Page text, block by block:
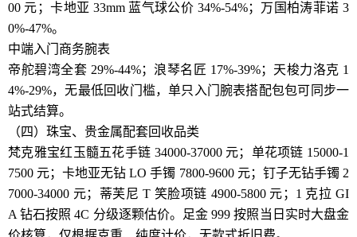
00 元；卡地亚 33mm 蓝气球公价 34%-54%；万国柏涛菲诺 3
0%-47%。
中端入门商务腕表
帝舵碧湾全套 29%-44%；浪琴名匠 17%-39%；天梭力洛克 1
4%-29%，无最低回收门槛，单只入门腕表搭配包包可同步一
站式结算。
（四）珠宝、贵金属配套回收品类
梵克雅宝红玉髓五花手链 34000-37000 元；单花项链 15000-1
7500 元；卡地亚无钻 LO 手镯 7800-9600 元；钉子无钻手镯 2
7000-34000 元；蒂芙尼 T 笑脸项链 4900-5800 元；1 克拉 GI
A 钻石按照 4C 分级逐颗估价。足金 999 按照当日实时大盘金